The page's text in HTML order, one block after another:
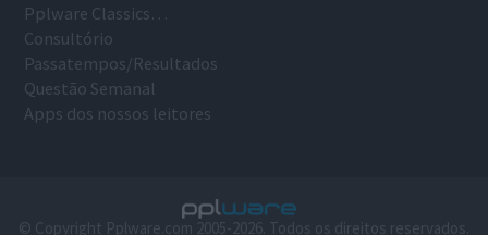
Pplware Classics…
Consultório
Passatempos/Resultados
Questão Semanal
Apps dos nossos leitores
© Copyright Pplware.com 2005-2026. Todos os direitos reservados.